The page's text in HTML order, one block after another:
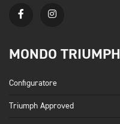
MONDO TRIUMPH
Configuratore
Triumph Approved